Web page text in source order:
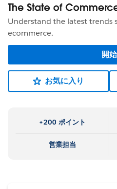
The State of
Understand the latest trends
ecommerce.
開始
お気に入り
+200 ポイント
営業担当